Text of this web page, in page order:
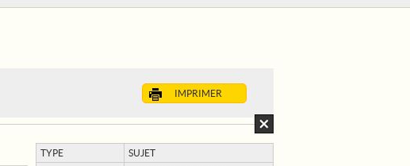
IMPRIMER
TYPE SUJET